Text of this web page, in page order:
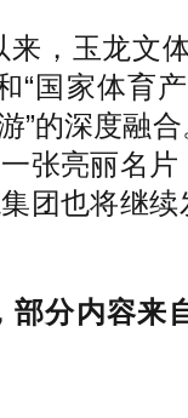
，玉龙文
“国家体育
”的深度融
张亮丽名
团也将继
部分内容来